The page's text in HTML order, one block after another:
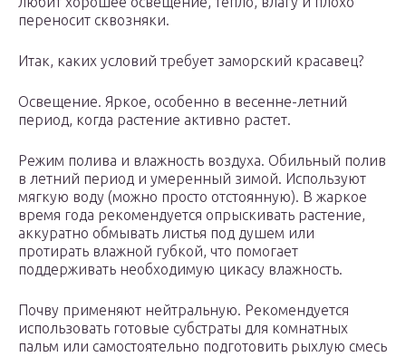
переносит сквозняки.
Итак, каких условий требует заморский красавец?
Освещение. Яркое, особенно в весенне-летний
период, когда растение активно растет.
Режим полива и влажность воздуха. Обильный полив
в летний период и умеренный зимой. Используют
мягкую воду (можно просто отстоянную). В жаркое
время года рекомендуется опрыскивать растение,
аккуратно обмывать листья под душем или
протирать влажной губкой, что помогает
поддерживать необходимую цикасу влажность.
Почву применяют нейтральную. Рекомендуется
использовать готовые субстраты для комнатных
пальм или самостоятельно подготовить рыхлую смесь